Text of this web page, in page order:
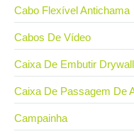
Cabo Flexível Antichama
Cabos De Vídeo
Caixa De Embutir Drywall
Caixa De Passagem De
Campainha